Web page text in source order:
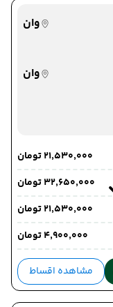
وان
وان
۲۱٬۵۳۰٬۰۰۰ تومان
۳۲٬۶۵۰٬۰۰۰ تومان
۲۱٬۵۳۰٬۰۰۰ تومان
۴٬۹۰۰٬۰۰۰ تومان
مشاهده اقساط